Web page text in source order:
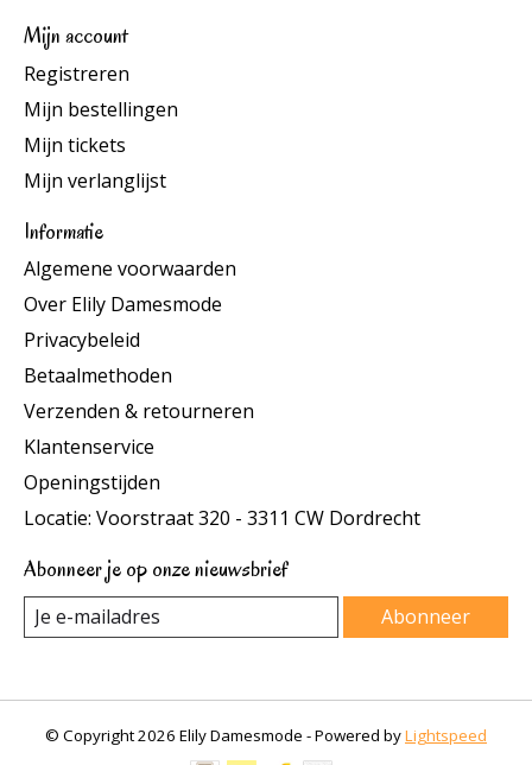
Mijn account
Registreren
Mijn bestellingen
Mijn tickets
Mijn verlanglijst
Informatie
Algemene voorwaarden
Over Elily Damesmode
Privacybeleid
Betaalmethoden
Verzenden & retourneren
Klantenservice
Openingstijden
Locatie: Voorstraat 320 - 3311 CW Dordrecht
Abonneer je op onze nieuwsbrief
Abonneer
© Copyright 2026 Elily Damesmode - Powered byLightspeed